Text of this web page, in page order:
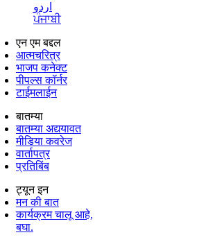
اردو
ਪੰਜਾਬੀ
एन एम बद्दल
आत्मचरित्र
भाजप कनेक्ट
पीपल्स कॉर्नर
टाईमलाईन
बातम्या
बातम्या अद्ययावत
मीडिया कवरेज
वार्तापत्र
प्रतिबिंब
ट्यून इन
मन की बात
कार्यक्रम चालू आहे,
बघा.